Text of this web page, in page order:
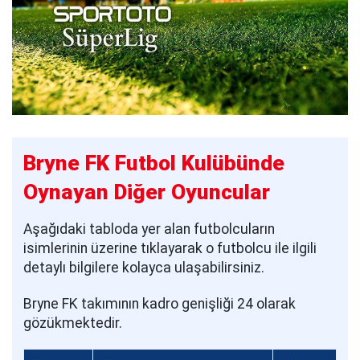
Bryne FK Futbol Kulübünde
Oynayan Diğer Oyuncular
Aşağıdaki tabloda yer alan futbolcuların
isimlerinin üzerine tıklayarak o futbolcu ile ilgili
detaylı bilgilere kolayca ulaşabilirsiniz.
Bryne FK takımının kadro genişliği 24 olarak
gözükmektedir.